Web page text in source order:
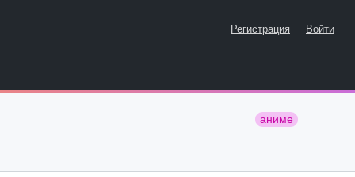
Регистрация Войти
аниме